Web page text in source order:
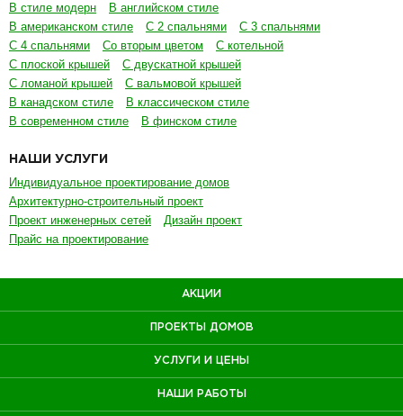
В стиле модерн
В английском стиле
В американском стиле
С 2 спальнями
С 3 спальнями
С 4 спальнями
Со вторым цветом
С котельной
С плоской крышей
С двускатной крышей
С ломаной крышей
С вальмовой крышей
В канадском стиле
В классическом стиле
В современном стиле
В финском стиле
НАШИ УСЛУГИ
Индивидуальное проектирование домов
Архитектурно-строительный проект
Проект инженерных сетей
Дизайн проект
Прайс на проектирование
АКЦИИ
ПРОЕКТЫ ДОМОВ
УСЛУГИ И ЦЕНЫ
НАШИ РАБОТЫ